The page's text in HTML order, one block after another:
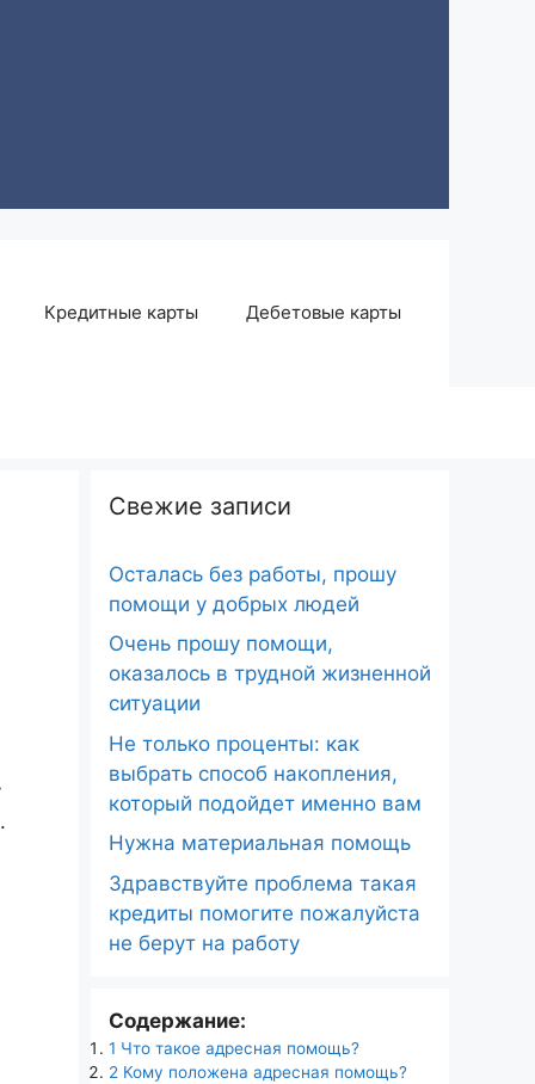
Кредитные карты Дебетовые карты
Свежие записи
Осталась без работы, прошу
помощи у добрых людей
Очень прошу помощи,
оказалось в трудной жизненной
ситуации
Не только проценты: как
выбрать способ накопления,
который подойдет именно вам
Нужна материальная помощь
Здравствуйте проблема такая
кредиты помогите пожалуйста
не берут на работу
Содержание:
1 Что такое адресная помощь?
2 Кому положена адресная помощь?